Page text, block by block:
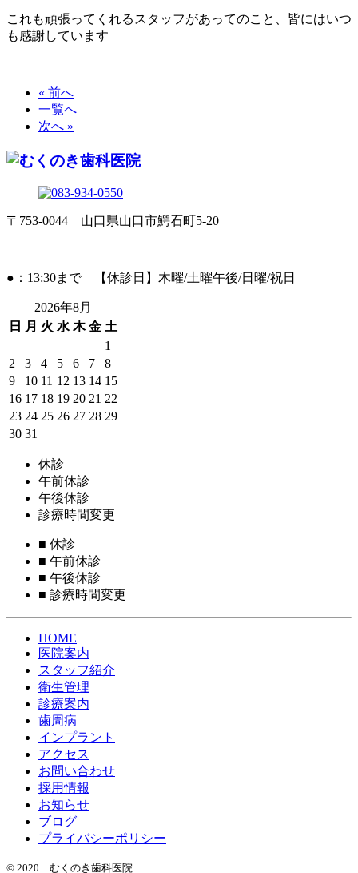
これも頑張ってくれるスタッフがあってのこと、皆にはいつ
も感謝しています
« 前へ
一覧へ
次へ »
〒753-0044 山口県山口市鰐石町5-20
●：13:30まで 【休診日】木曜/土曜午後/日曜/祝日
2026年8月
日
月 火 水 木 金 土
1
2
3 4 5 6 7
8
9
10 11 12 13 14 15
16 17 18 19 20 21 22
23 24 25 26 27 28 29
30 31
休診
午前休診
午後休診
診療時間変更
■ 休診
■ 午前休診
■ 午後休診
■ 診療時間変更
HOME
医院案内
スタッフ紹介
衛生管理
診療案内
歯周病
インプラント
アクセス
お問い合わせ
採用情報
お知らせ
ブログ
プライバシーポリシー
© 2020 むくのき歯科医院.